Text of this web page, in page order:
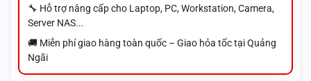
🔧 Hỗ trợ nâng cấp cho Laptop, PC, Workstation, Camera,
Server NAS...
🚚 Miễn phí giao hàng toàn quốc – Giao hỏa tốc tại Quảng
Ngãi